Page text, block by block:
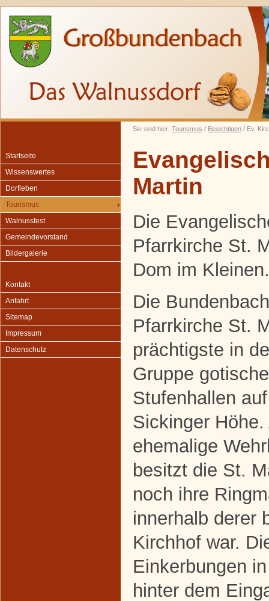
Sie sind hier: Tourismus / Besichtigen / Ev.
Startseite
Wissenswertes
Dorfleben
Tourismus
Walnussfest
Gemeindevorstand
Bildergalerie
Kontakt
Anfahrt
Sitemap
Impressum
Datenschutz
Martin
Die
Pfarrkirche St.
Dom im Kleinen.
Die
Pfarrkirche St.
prächtigste in
Gruppe
Stufenhallen
Sickinger Höhe.
ehemalige
besitzt die St.
noch ihre
innerhalb derer
Kirchhof war.
Einkerbungen
hinter dem